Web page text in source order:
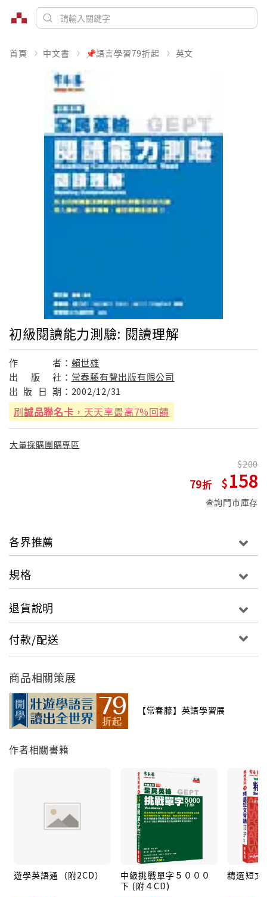
首頁 中文書 📌語言學習79折起 英文
初級閱讀能力測驗: 閱讀理解
作 者： 賴世雄
出
版 社： 常春藤有聲出版有限公司
出 版 日 期： 2002/12/31
刷誠品聯名卡 ，天天享最高7%回饋
大量採購團購專區
79
200
158
查詢門市庫存
各界推薦
規格
退貨說明
付款/配送
商品相關策展
【常春藤】英語學習展
作者相關書籍
遊學英語通（附2CD）
中級挑戰單字５０００
下 (附４CD)
精選短文